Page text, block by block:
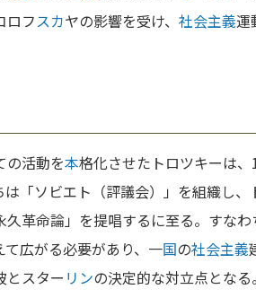
ロフスカヤの影響を受け、 社会主義運
の活動を本格化させたトロツキーは
「ソビエト（評議会）」を組織し、
革命論」を提唱するに至る。すなわ
て広がる必要があり、一国の社会主義
とスター リンの決定的な対立点となる。